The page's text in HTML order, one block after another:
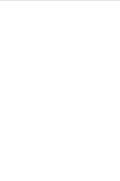
tredjeparter til at
samt til brug